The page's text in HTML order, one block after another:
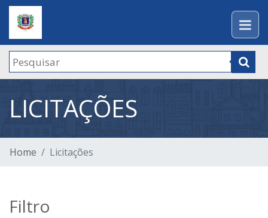
LICITAÇÕES
Home Licitações
Filtro